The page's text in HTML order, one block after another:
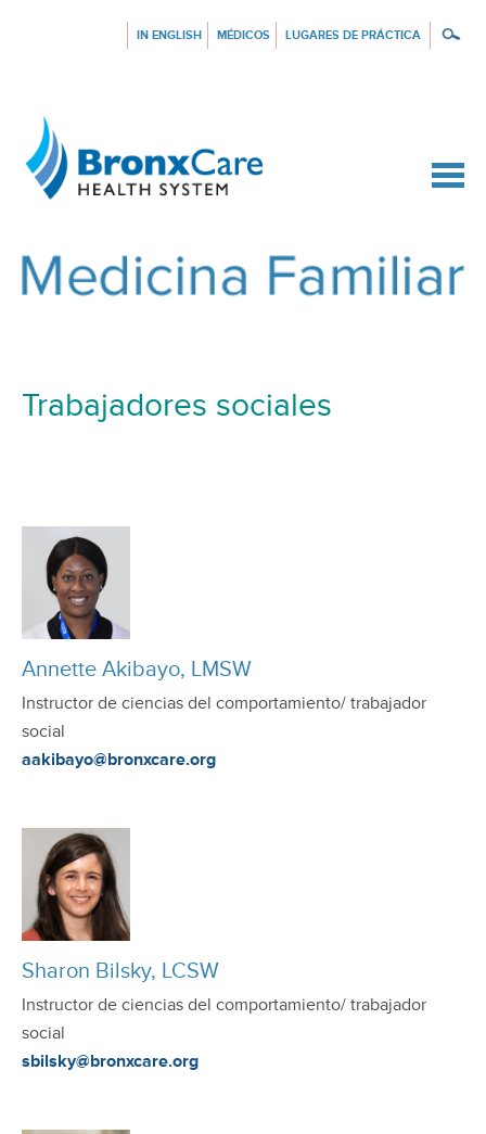
IN ENGLISH MÉDICOS LUGARES DE PRÁCTICA
Trabajadores sociales
Annette Akibayo, LMSW
Instructor de ciencias del comportamiento/ trabajador
social
aakibayo@bronxcare.org
Sharon Bilsky, LCSW
Instructor de ciencias del comportamiento/ trabajador
social
sbilsky@bronxcare.org